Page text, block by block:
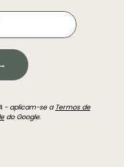
- aplicam-se a Termos de
do Google.